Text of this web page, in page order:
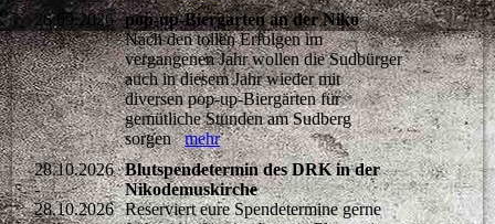
26.09.2026 pop-up-Biergarten an der Niko
Nach den tollen Erfolgen im
vergangenen Jahr wollen die Sudbürger
auch in diesem Jahr wieder mit
diversen pop-up-Biergärten für
gemütliche Stunden am Sudberg
sorgenmehr
28.10.2026
-
28.10.2026
Blutspendetermin des DRK in der
Nikodemuskirche
Reserviert eure Spendetermine gerne